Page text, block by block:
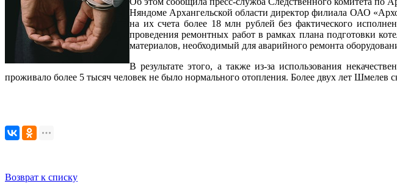
Няндоме Архангельской области директор филиала ОАО
на их счета более 18 млн рублей без фактического
проведения ремонтных работ в рамках плана подготовки
материалов, необходимый для аварийного ремонта
В результате этого, а также из-за использования
проживало более 5 тысяч человек не было нормального отопления. Более двух лет Шмелев
Возврат к списку